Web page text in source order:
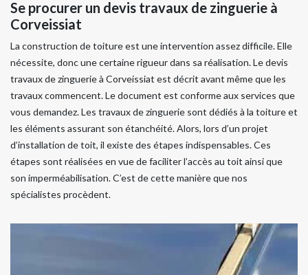
Se procurer un devis travaux de zinguerie à
Corveissiat
La construction de toiture est une intervention assez difficile. Elle
nécessite, donc une certaine rigueur dans sa réalisation. Le devis
travaux de zinguerie à Corveissiat est décrit avant même que les
travaux commencent. Le document est conforme aux services que
vous demandez. Les travaux de zinguerie sont dédiés à la toiture et
les éléments assurant son étanchéité. Alors, lors d’un projet
d’installation de toit, il existe des étapes indispensables. Ces
étapes sont réalisées en vue de faciliter l’accès au toit ainsi que
son imperméabilisation. C’est de cette manière que nos
spécialistes procèdent.